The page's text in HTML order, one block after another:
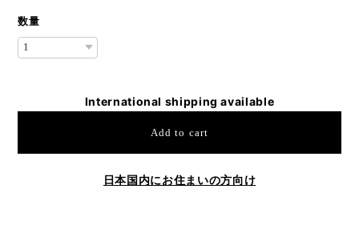
数量
International shipping available
Add to cart
日本国内にお住まいの方向け